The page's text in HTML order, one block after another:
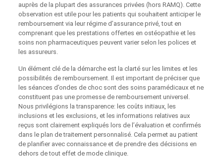
auprès de la plupart des assurances privées (hors RAMQ). Cette
observation est utile pour les patients qui souhaitent anticiper le
remboursement via leur régime d’assurance privé, tout en
comprenant que les prestations offertes en ostéopathie et les
soins non pharmaceutiques peuvent varier selon les polices et
les assureurs.
Un élément clé de la démarche est la clarté sur les limites et les
possibilités de remboursement. Il est important de préciser que
les séances d’ondes de choc sont des soins paramédicaux et ne
constituent pas une promesse de remboursement universel.
Nous privilégions la transparence: les coûts initiaux, les
inclusions et les exclusions, et les informations relatives aux
reçus sont clairement expliqués lors de l’évaluation et confirmés
dans le plan de traitement personnalisé. Cela permet au patient
de planifier avec connaissance et de prendre des décisions en
dehors de tout effet de mode clinique.